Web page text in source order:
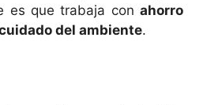
es que trabaja con ahorro
del ambiente.